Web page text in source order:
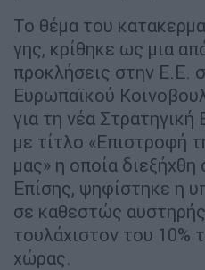
Το θέμα του
γης, κρίθηκε ως μια
προκλήσεις στην Ε.Ε.
Ευρωπαϊκού
για τη νέα Στρατηγική
με τίτλο «Επιστροφή
μας» η οποία διεξήχθη
Επίσης, ψηφίστηκε η
σε καθεστώς
τουλάχιστον του 10%
χώρας.